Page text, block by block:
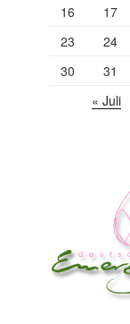
16
17
23
24
30
31
« Juli